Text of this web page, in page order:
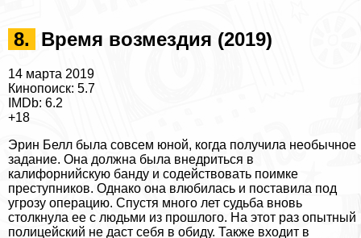
8. Время возмездия (2019)
14 марта 2019
Кинопоиск: 5.7
IMDb: 6.2
+18
Эрин Белл была совсем юной, когда получила необычное
задание. Она должна была внедриться в
калифорнийскую банду и содействовать поимке
преступников. Однако она влюбилась и поставила под
угрозу операцию. Спустя много лет судьба вновь
столкнула ее с людьми из прошлого. На этот раз опытный
полицейский не даст себя в обиду. Также входит в